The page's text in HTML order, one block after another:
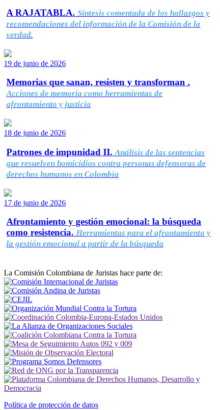
A RAJATABLA. Síntesis comentada de los hallazgos y
recomendaciones del información de la Comisión de la
verdad.
19 de junio de 2026
Memorias que sanan, resisten y transforman .
Acciones de memoria como herramientas de
afrontamiento y justicia
18 de junio de 2026
Patrones de impunidad II. Análisis de las sentencias
que resuelven homicidios contra personas defensoras de
derechos humanos en Colombia
17 de junio de 2026
Afrontamiento y gestión emocional: la búsqueda
como resistencia. Herramientas para el afrontamiento y
la gestión emocional a partir de la búsqueda
La Comisión Colombiana de Juristas hace parte de:
Política de protección de datos